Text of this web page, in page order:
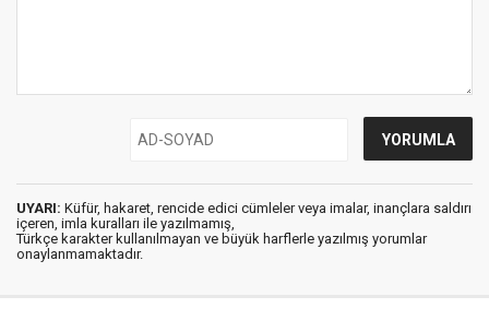
UYARI: Küfür, hakaret, rencide edici cümleler veya imalar, inançlara saldırı
içeren, imla kuralları ile yazılmamış,
Türkçe karakter kullanılmayan ve büyük harflerle yazılmış yorumlar
onaylanmamaktadır.